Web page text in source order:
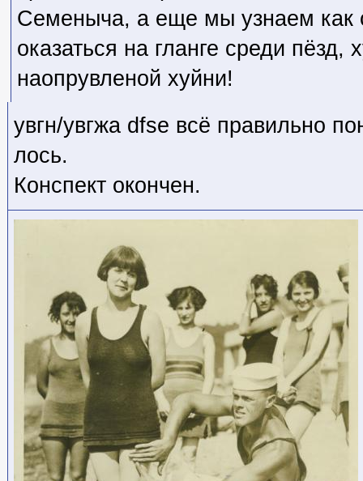
Семеныча, а еще мы узнаем как
оказаться на гланге среди пёзд,
наопрувленой хуйни!
увгн/увгжа dfse всё правильно
лось.
Конспект окончен.